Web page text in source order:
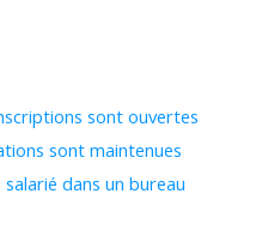
sont ouvertes
sont maintenues
dans un bureau